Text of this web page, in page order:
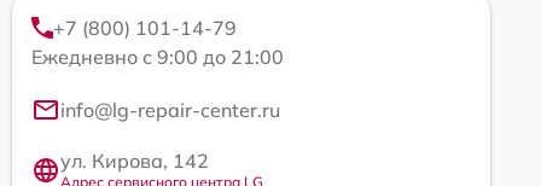
+7 (800) 101-14-79
Ежедневно с 9:00 до 21:00
info@lg-repair-center.ru
ул. Кирова, 142
Адрес сервисного центра LG